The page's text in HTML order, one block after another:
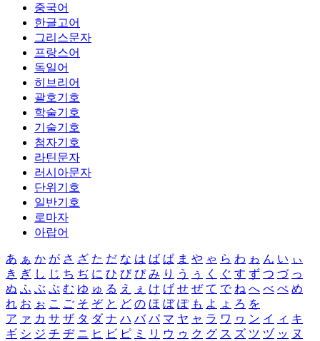
중국어
한글고어
그리스문자
프랑스어
독일어
히브리어
괄호기호
학술기호
기술기호
첨자기호
라틴문자
러시아문자
단위기호
일반기호
로마자
아랍어
あ ぁ か が さ ざ た だ な は ば ぱ ま や ゃ ら わ ゎ ん い ぃ
き ぎ し じ ち ぢ に ひ び ぴ み り う ぅ く ぐ す ず つ づ っ
ぬ ふ ぶ ぷ む ゆ ゅ る え ぇ け げ せ ぜ て で ね へ べ ぺ め
れ お ぉ こ ご そ ぞ と ど の ほ ぼ ぽ も よ ょ ろ を
ア ァ カ サ ザ タ ダ ナ ハ バ パ マ ヤ ャ ラ ワ ヮ ン イ ィ キ
ギ シ ジ チ ヂ ニ ヒ ビ ピ ミ リ ウ ゥ ク グ ス ズ ツ ヅ ッ ヌ